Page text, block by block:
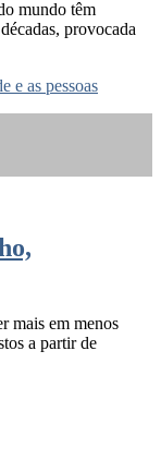
mundo têm
provocada
mais em menos
a partir de